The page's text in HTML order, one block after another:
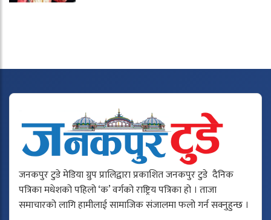
जनकपुर टुडे मेडिया ग्रुप प्रालिद्वारा प्रकाशित जनकपुर टुडे दैनिक
पत्रिका मधेशको पहिलो ‘क’ वर्गको राष्ट्रिय पत्रिका हो । ताजा
समाचारको लागि हामीलाई सामाजिक संजालमा फलो गर्न सक्नुहुन्छ ।